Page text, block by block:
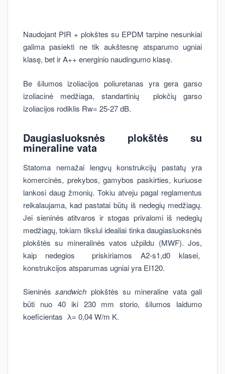
Naudojant PIR + plokštes su EPDM tarpine nesunkiai
galima pasiekti ne tik aukštesnę atsparumo ugniai
klasę, bet ir A++ energinio naudingumo klasę.
Be šilumos izoliacijos poliuretanas yra gera garso
izoliacinė medžiaga, standartinių plokčių garso
izoliacijos rodiklis Rw= 25-27 dB.
Daugiasluoksnės plokštės su
mineraline vata
Statoma nemažai lengvų konstrukcijų pastatų yra
komercinės, prekybos, gamybos paskirties, kuriuose
lankosi daug žmonių. Tokiu atveju pagal reglamentus
reikalaujama, kad pastatai būtų iš nedegių medžiagų.
Jei sieninės atitvaros ir stogas privalomi iš nedegių
medžiagų, tokiam tikslui idealiai tinka daugiasluoksnės
plokštės su mineralinės vatos užpildu (MWF). Jos,
kaip nedegios priskiriamos A2-s1,d0 klasei,
konstrukcijos atsparumas ugniai yra EI120.
Sieninėssandwich plokštės su mineraline vata gali
būti nuo 40 iki 230 mm storio, šilumos laidumo
koeficientas λ= 0,04 W/m K.